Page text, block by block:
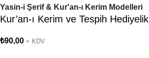
Yasin-i Şerif & Kur'an-ı Kerim Modelleri
Kur’an-ı Kerim ve Tespih Hediyelik
₺90,00 + KDV